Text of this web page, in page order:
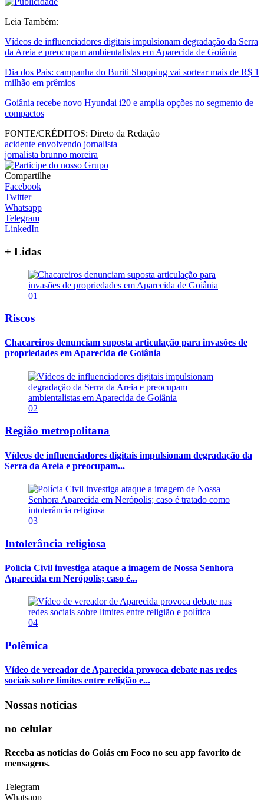
Leia Também:
Vídeos de influenciadores digitais impulsionam degradação da Serra
da Areia e preocupam ambientalistas em Aparecida de Goiânia
Dia dos Pais: campanha do Buriti Shopping vai sortear mais de R$ 1
milhão em prêmios
Goiânia recebe novo Hyundai i20 e amplia opções no segmento de
compactos
FONTE/CRÉDITOS: Direto da Redação
acidente envolvendo jornalista
jornalista brunno moreira
Compartilhe
Facebook
Twitter
Whatsapp
Telegram
LinkedIn
+ Lidas
01
Riscos
Chacareiros denunciam suposta articulação para invasões de
propriedades em Aparecida de Goiânia
02
Região metropolitana
Vídeos de influenciadores digitais impulsionam degradação da
Serra da Areia e preocupam...
03
Intolerância religiosa
Polícia Civil investiga ataque a imagem de Nossa Senhora
Aparecida em Nerópolis; caso é...
04
Polêmica
Vídeo de vereador de Aparecida provoca debate nas redes
sociais sobre limites entre religião e...
Nossas notícias
no celular
Receba as notícias do Goiás em Foco no seu app favorito de
mensagens.
Telegram
Whatsapp